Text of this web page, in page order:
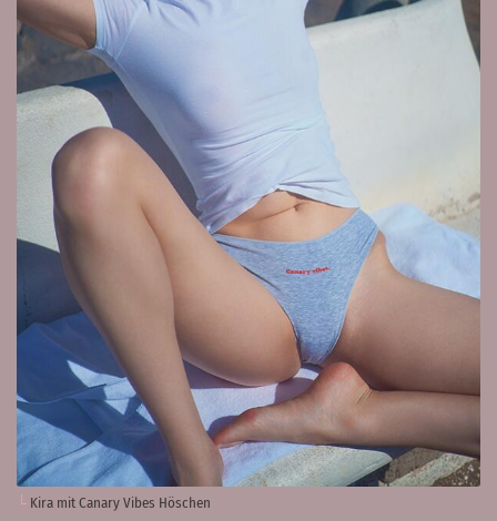
Kira mit Canary Vibes Höschen